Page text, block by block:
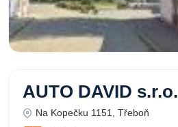
AUTO DAVID s.r.o.
Na Kopečku 1151, Třeboň